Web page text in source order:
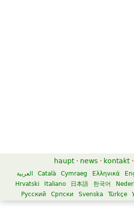
haupt · news · kontakt ·
العربية Català Cymraeg Ελληνικά
Hrvatski
Italiano 日本語 한국어
Русский
Српски Svenska Türkçe